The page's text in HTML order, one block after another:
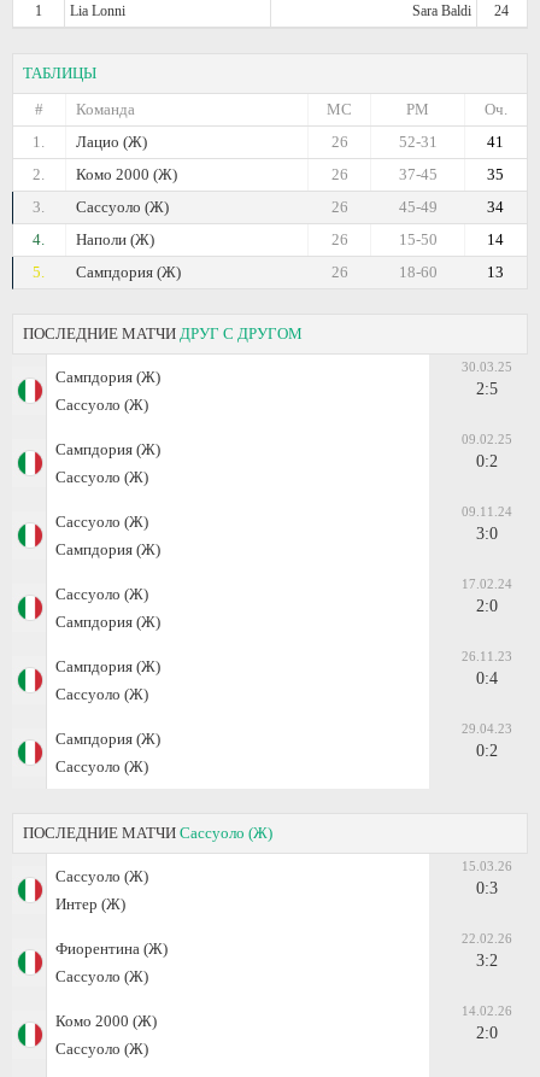
1
Lia Lonni Sara Baldi 24
ТАБЛИЦЫ
#
Команда Оч.
РМ
МС
1.
Лацио (Ж) 41
52-31
26
2.
Комо 2000 (Ж) 35
37-45
26
3.
Сассуоло (Ж) 34
45-49
26
4.
Наполи (Ж) 14
15-50
26
5.
Сампдория (Ж) 13
18-60
26
ПОСЛЕДНИЕ МАТЧИ ДРУГ С ДРУГОМ
Сампдория (Ж)
Сассуоло (Ж)
30.03.25
2:5
Сампдория (Ж)
Сассуоло (Ж)
09.02.25
0:2
Сассуоло (Ж)
Сампдория (Ж)
09.11.24
3:0
Сассуоло (Ж)
Сампдория (Ж)
17.02.24
2:0
Сампдория (Ж)
Сассуоло (Ж)
26.11.23
0:4
Сампдория (Ж)
Сассуоло (Ж)
29.04.23
0:2
ПОСЛЕДНИЕ МАТЧИ Сассуоло (Ж)
Сассуоло (Ж)
Интер (Ж)
15.03.26
0:3
Фиорентина (Ж)
Сассуоло (Ж)
22.02.26
3:2
Комо 2000 (Ж)
Сассуоло (Ж)
14.02.26
2:0